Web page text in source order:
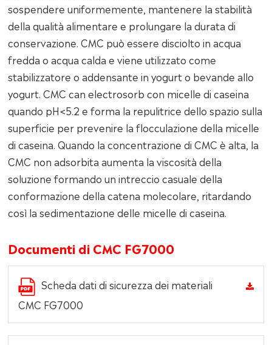
sospendere uniformemente, mantenere la stabilità
della qualità alimentare e prolungare la durata di
conservazione. CMC può essere disciolto in acqua
fredda o acqua calda e viene utilizzato come
stabilizzatore o addensante in yogurt o bevande allo
yogurt. CMC can electrosorb con micelle di caseina
quando pH<5.2 e forma la repulitrice dello spazio sulla
superficie per prevenire la flocculazione della micelle
di caseina. Quando la concentrazione di CMC è alta, la
CMC non adsorbita aumenta la viscosità della
soluzione formando un intreccio casuale della
conformazione della catena molecolare, ritardando
così la sedimentazione delle micelle di caseina.
Documenti di CMC FG7000
Scheda dati di sicurezza dei materiali
CMC FG7000